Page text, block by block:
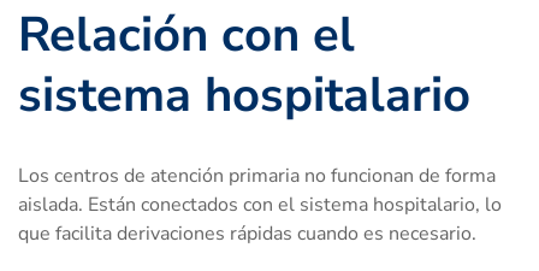
Relación con el
sistema hospitalario
Los centros de atención primaria no funcionan de forma
aislada. Están conectados con el sistema hospitalario, lo
que facilita derivaciones rápidas cuando es necesario.